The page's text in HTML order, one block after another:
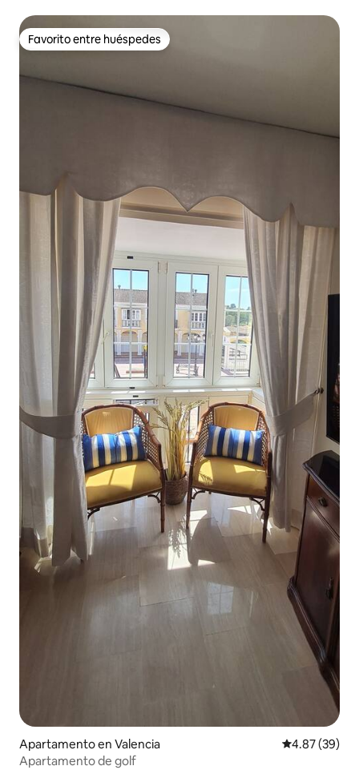
Favorito entre huéspedes
Favorito entre huéspedes
Apartamento en Valencia Calificación
4.87 (39)
Apartamento de golf